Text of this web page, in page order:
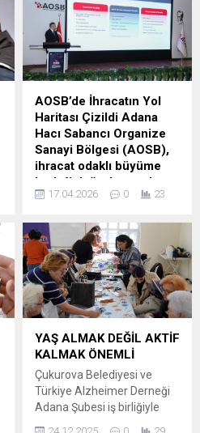
AOSB’de İhracatın Yol
Haritası Çizildi Adana
Hacı Sabancı Organize
Sanayi Bölgesi (AOSB),
ihracat odaklı büyüme
hedefi doğrultusunda
sanayicilere rehberlik
etkinliğe ev sahipliği
yaptı. Sanayicilerin
uluslararası ticarette
karşılaşabileceği finansal
risklerin azaltılması ve
ihracat kapasitelerinin
güçlendirilmesi amacıyla
düzenlenen toplantıda,
Eximbank’ın sunduğu
finansman ve sigorta
çözümleri detaylı şekilde
ele alındı. AOSB Seyhan
Salonu’nda düzenlenen
17.04.2026 0 23
YAŞ ALMAK DEĞİL AKTİF
KALMAK ÖNEMLİ
Çukurova Belediyesi ve
Türkiye Alzheimer Derneği
Adana Şubesi iş birliğiyle